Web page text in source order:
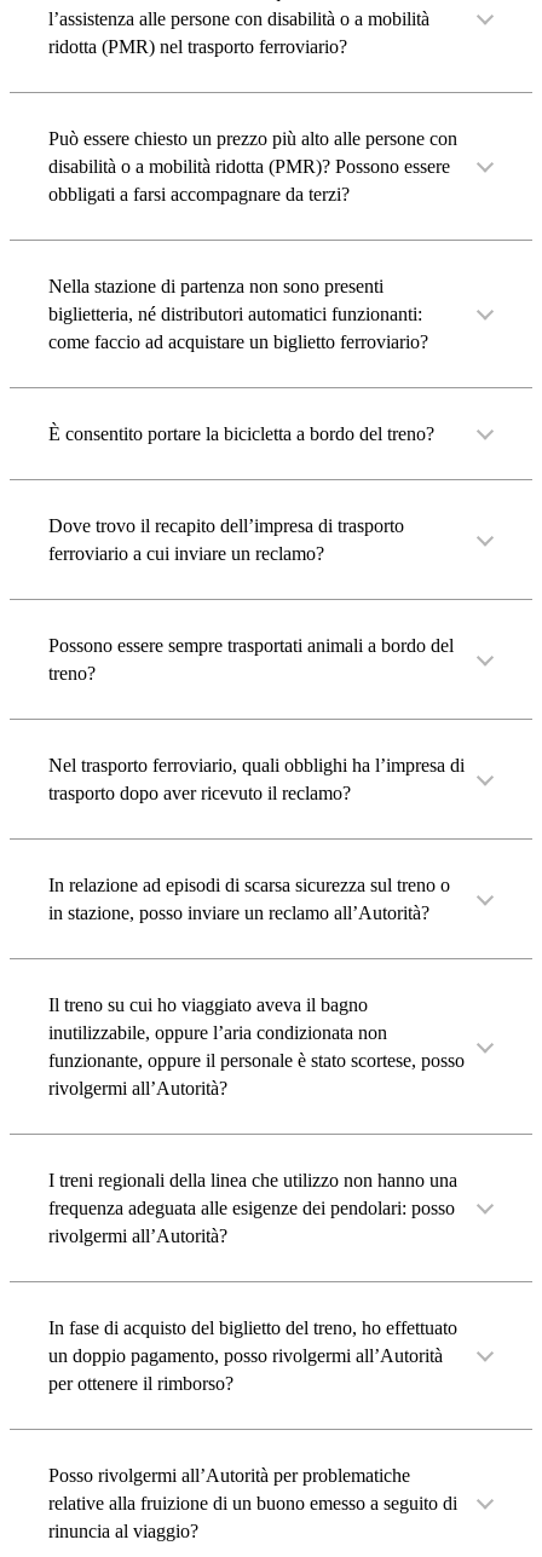
l’assistenza alle persone con disabilità o a mobilità
ridotta (PMR) nel trasporto ferroviario?
Può essere chiesto un prezzo più alto alle persone con
disabilità o a mobilità ridotta (PMR)? Possono essere
obbligati a farsi accompagnare da terzi?
Nella stazione di partenza non sono presenti
biglietteria, né distributori automatici funzionanti:
come faccio ad acquistare un biglietto ferroviario?
È consentito portare la bicicletta a bordo del treno?
Dove trovo il recapito dell’impresa di trasporto
ferroviario a cui inviare un reclamo?
Possono essere sempre trasportati animali a bordo del
treno?
Nel trasporto ferroviario, quali obblighi ha l’impresa di
trasporto dopo aver ricevuto il reclamo?
In relazione ad episodi di scarsa sicurezza sul treno o
in stazione, posso inviare un reclamo all’Autorità?
Il treno su cui ho viaggiato aveva il bagno
inutilizzabile, oppure l’aria condizionata non
funzionante, oppure il personale è stato scortese, posso
rivolgermi all’Autorità?
I treni regionali della linea che utilizzo non hanno una
frequenza adeguata alle esigenze dei pendolari: posso
rivolgermi all’Autorità?
In fase di acquisto del biglietto del treno, ho effettuato
un doppio pagamento, posso rivolgermi all’Autorità
per ottenere il rimborso?
Posso rivolgermi all’Autorità per problematiche
relative alla fruizione di un buono emesso a seguito di
rinuncia al viaggio?